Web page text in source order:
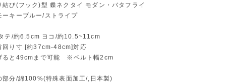
結び(フック)型 蝶ネクタイ モダン・バタフライ
ーキーブルー/ストライプ
テ/約6.5cm ヨコ/約10.5~11cm
回り寸 [約37cm-48cm]対応
ると49cmまで可能 ※ベルト幅2cm
部分/綿100%(特殊表面加工/,日本製)